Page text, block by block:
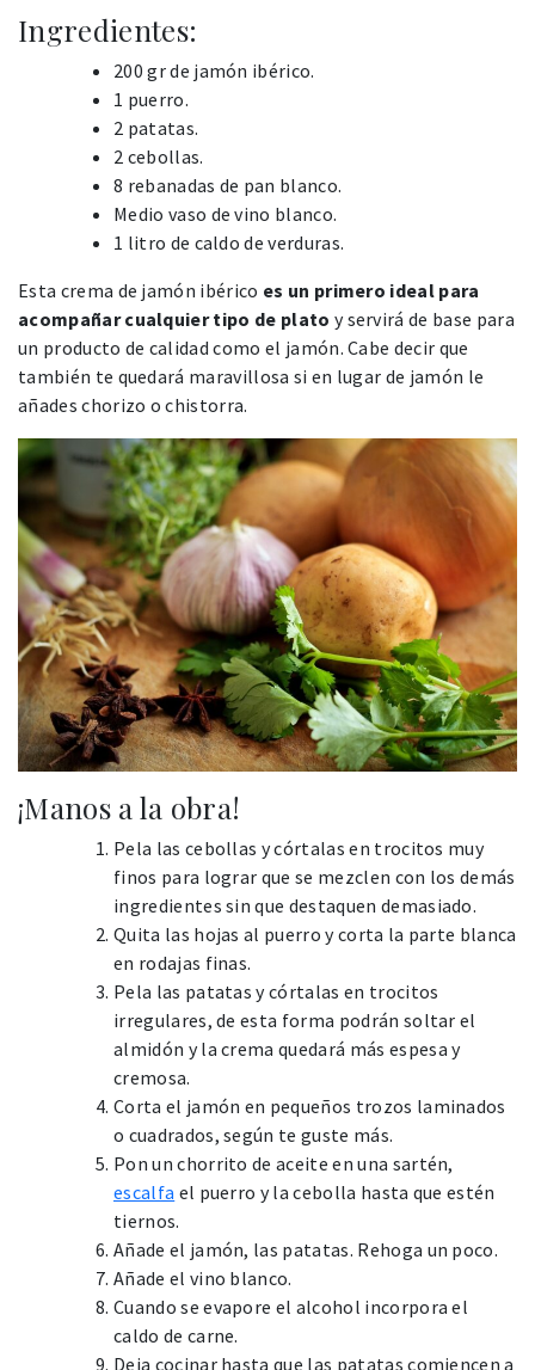
Ingredientes:
200 gr de jamón ibérico.
1 puerro.
2 patatas.
2 cebollas.
8 rebanadas de pan blanco.
Medio vaso de vino blanco.
1 litro de caldo de verduras.
Esta crema de jamón ibérico es un primero ideal para
acompañar cualquier tipo de plato y servirá de base para
un producto de calidad como el jamón. Cabe decir que
también te quedará maravillosa si en lugar de jamón le
añades chorizo o chistorra.
¡Manos a la obra!
Pela las cebollas y córtalas en trocitos muy
finos para lograr que se mezclen con los demás
ingredientes sin que destaquen demasiado.
Quita las hojas al puerro y corta la parte blanca
en rodajas finas.
Pela las patatas y córtalas en trocitos
irregulares, de esta forma podrán soltar el
almidón y la crema quedará más espesa y
cremosa.
Corta el jamón en pequeños trozos laminados
o cuadrados, según te guste más.
Pon un chorrito de aceite en una sartén,
escalfa el puerro y la cebolla hasta que estén
tiernos.
Añade el jamón, las patatas. Rehoga un poco.
Añade el vino blanco.
Cuando se evapore el alcohol incorpora el
caldo de carne.
Deja cocinar hasta que las patatas comiencen a